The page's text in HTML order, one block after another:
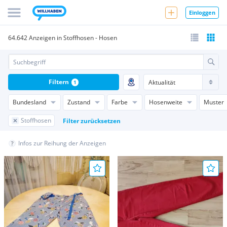
Einloggen
64.642 Anzeigen in Stoffhosen - Hosen
Bundesland Zustand Farbe Hosenweite Muster
Stoffhosen Filter zurücksetzen
Filtern 1
Infos zur Reihung der Anzeigen